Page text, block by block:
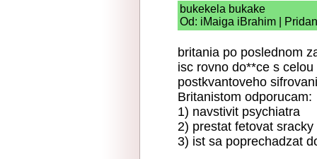
bukekela bukake
Od: iMaiga iBrahim |
britania po poslednom
isc rovno do**ce s
postkvantoveho
Britanistom odporucam:
1) navstivit psychiatra
2) prestat fetovat
3) ist sa poprechadzat